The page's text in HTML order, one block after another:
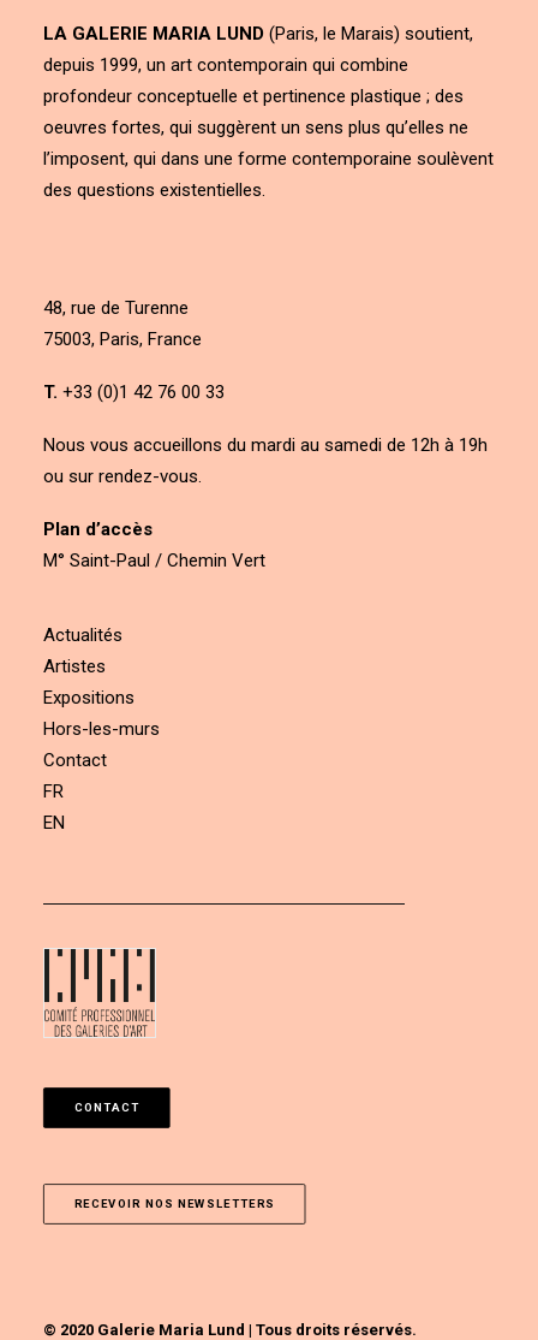
LA GALERIE MARIA LUND (Paris, le Marais) soutient,
depuis 1999, un art contemporain qui combine
profondeur conceptuelle et pertinence plastique ; des
oeuvres fortes, qui suggèrent un sens plus qu’elles ne
l’imposent, qui dans une forme contemporaine soulèvent
des questions existentielles.
48, rue de Turenne
75003, Paris, France
T. +33 (0)1 42 76 00 33
Nous vous accueillons du mardi au samedi de 12h à 19h
ou sur rendez-vous.
Plan d’accès
M° Saint-Paul / Chemin Vert
Actualités
Artistes
Expositions
Hors-les-murs
Contact
FR
EN
CONTACT
RECEVOIR NOS NEWSLETTERS
© 2020 Galerie Maria Lund | Tous droits réservés.